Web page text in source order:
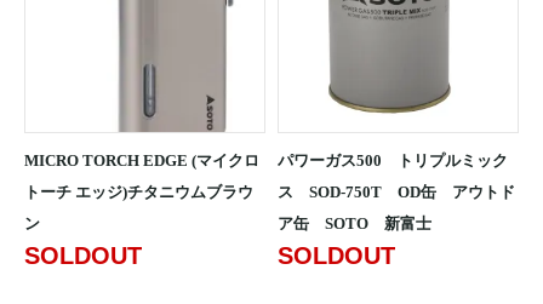
MICRO TORCH EDGE (マイクロ
トーチ エッジ)チタニウムブラウ
ン
SOLDOUT
パワーガス500 トリプルミック
ス SOD-750T OD缶 アウトド
ア缶 SOTO 新富士
SOLDOUT